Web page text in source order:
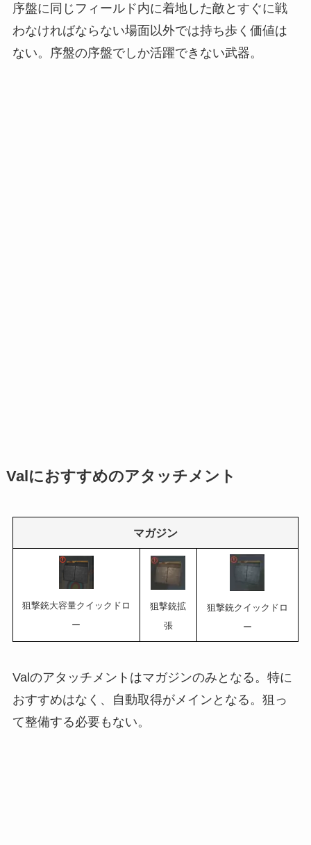
序盤に同じフィールド内に着地した敵とすぐに戦
わなければならない場面以外では持ち歩く価値は
ない。序盤の序盤でしか活躍できない武器。
Valにおすすめのアタッチメント
マガジン
狙撃銃大容量クイックドロ
ー
狙撃銃拡
張
狙撃銃クイックドロ
ー
Valのアタッチメントはマガジンのみとなる。特に
おすすめはなく、自動取得がメインとなる。狙っ
て整備する必要もない。